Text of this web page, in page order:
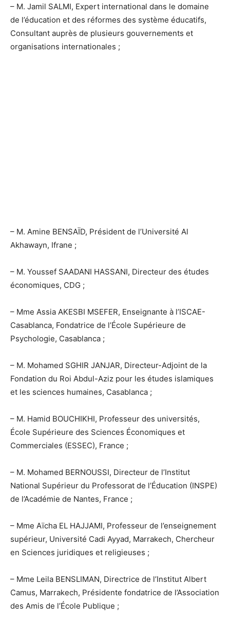
– M. Jamil SALMI, Expert international dans le domaine
de l’éducation et des réformes des système éducatifs,
Consultant auprès de plusieurs gouvernements et
organisations internationales ;
– M. Amine BENSAÏD, Président de l’Université Al
Akhawayn, Ifrane ;
– M. Youssef SAADANI HASSANI, Directeur des études
économiques, CDG ;
– Mme Assia AKESBI MSEFER, Enseignante à l’ISCAE-
Casablanca, Fondatrice de l’École Supérieure de
Psychologie, Casablanca ;
– M. Mohamed SGHIR JANJAR, Directeur-Adjoint de la
Fondation du Roi Abdul-Aziz pour les études islamiques
et les sciences humaines, Casablanca ;
– M. Hamid BOUCHIKHI, Professeur des universités,
École Supérieure des Sciences Économiques et
Commerciales (ESSEC), France ;
– M. Mohamed BERNOUSSI, Directeur de l’Institut
National Supérieur du Professorat de l’Éducation (INSPE)
de l’Académie de Nantes, France ;
– Mme Aïcha EL HAJJAMI, Professeur de l’enseignement
supérieur, Université Cadi Ayyad, Marrakech, Chercheur
en Sciences juridiques et religieuses ;
– Mme Leila BENSLIMAN, Directrice de l’Institut Albert
Camus, Marrakech, Présidente fondatrice de l’Association
des Amis de l’École Publique ;